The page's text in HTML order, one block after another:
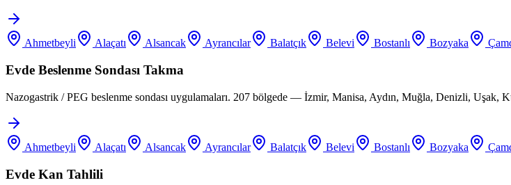
Ahmetbeyli Alaçatı Alsancak Ayrancılar Balatçık Belevi Bostanlı Bozyaka
Evde Beslenme Sondası Takma
Nazogastrik / PEG beslenme sondası uygulamaları. 207 bölgede — İzmir, Manisa, Aydın, Muğla, Denizli, Uşak,
Ahmetbeyli Alaçatı Alsancak Ayrancılar Balatçık Belevi Bostanlı Bozyaka
Evde Kan Tahlili